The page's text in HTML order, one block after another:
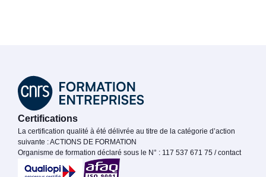
Certifications
La certification qualité à été délivrée au titre de la catégorie d’action
suivante : ACTIONS DE FORMATION
Organisme de formation déclaré sous le N° : 117 537 671 75 / contact